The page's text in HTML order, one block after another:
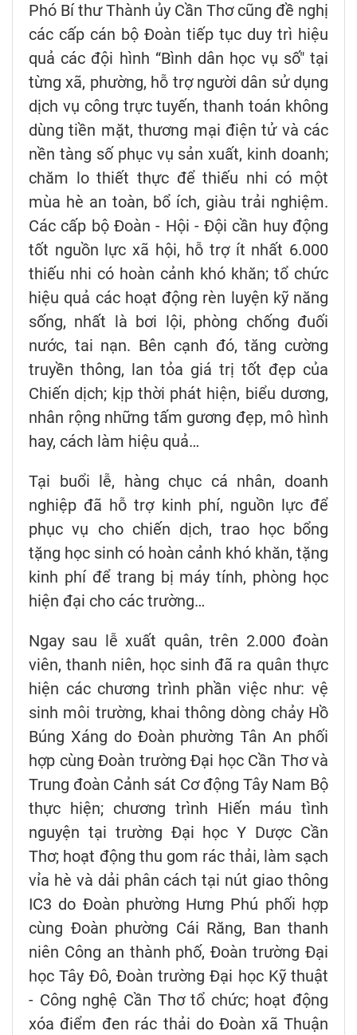
Phó Bí thư Thành ủy Cần Thơ cũng đề nghị
các cấp cán bộ Đoàn tiếp tục duy trì hiệu
quả các đội hình “Bình dân học vụ số" tại
từng xã, phường, hỗ trợ người dân sử dụng
dịch vụ công trực tuyến, thanh toán không
dùng tiền mặt, thương mại điện tử và các
nền tàng số phục vụ sản xuất, kinh doanh;
chăm lo thiết thực để thiếu nhi có một
mùa hè an toàn, bổ ích, giàu trải nghiệm.
Các cấp bộ Đoàn - Hội - Đội cần huy động
tốt nguồn lực xã hội, hỗ trợ ít nhất 6.000
thiếu nhi có hoàn cảnh khó khăn; tổ chức
hiệu quả các hoạt động rèn luyện kỹ năng
sống, nhất là bơi lội, phòng chống đuối
nước, tai nạn. Bên cạnh đó, tăng cường
truyền thông, lan tỏa giá trị tốt đẹp của
Chiến dịch; kịp thời phát hiện, biểu dương,
nhân rộng những tấm gương đẹp, mô hình
hay, cách làm hiệu quả…
Tại buổi lễ, hàng chục cá nhân, doanh
nghiệp đã hỗ trợ kinh phí, nguồn lực để
phục vụ cho chiến dịch, trao học bổng
tặng học sinh có hoàn cảnh khó khăn, tặng
kinh phí để trang bị máy tính, phòng học
hiện đại cho các trường…
Ngay sau lễ xuất quân, trên 2.000 đoàn
viên, thanh niên, học sinh đã ra quân thực
hiện các chương trình phần việc như: vệ
sinh môi trường, khai thông dòng chảy Hồ
Búng Xáng do Đoàn phường Tân An phối
hợp cùng Đoàn trường Đại học Cần Thơ và
Trung đoàn Cảnh sát Cơ động Tây Nam Bộ
thực hiện; chương trình Hiến máu tình
nguyện tại trường Đại học Y Dược Cần
Thơ; hoạt động thu gom rác thải, làm sạch
vỉa hè và dải phân cách tại nút giao thông
IC3 do Đoàn phường Hưng Phú phối hợp
cùng Đoàn phường Cái Răng, Ban thanh
niên Công an thành phố, Đoàn trường Đại
học Tây Đô, Đoàn trường Đại học Kỹ thuật
- Công nghệ Cần Thơ tổ chức; hoạt động
xóa điểm đen rác thải do Đoàn xã Thuận